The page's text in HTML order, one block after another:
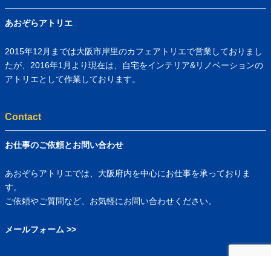
あおぞらアトリエ
2015年12月までは大阪市岸里のカフェアトリエで営業しておりまし
たが、2016年1月より現在は、自宅をインテリア&リノベーションの
アトリエとして作業しております。
Contact
お仕事のご依頼とお問い合わせ
あおぞらアトリエでは、大阪府内を中心にお仕事を承っておりま
す。
ご依頼やご質問など、お気軽にお問い合わせください。
メールフォーム >>